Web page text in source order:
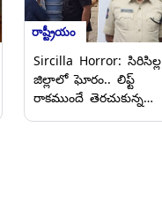
రాష్ట్రీయం
Sircilla Horror: సిరిసిల్ల
జిల్లాలో ఘోరం.. లిఫ్ట్
రాకముందే తెరచుకున్న